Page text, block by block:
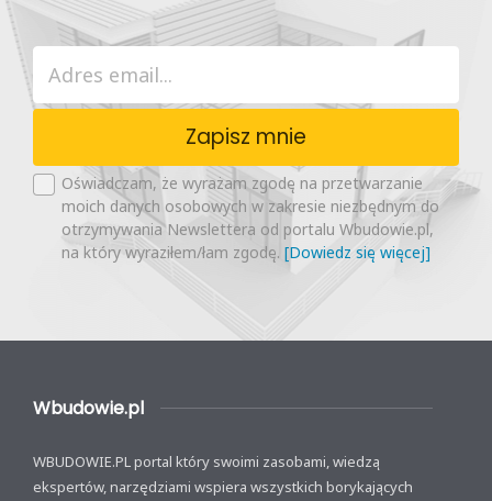
Zapisz mnie
Oświadczam, że wyrażam zgodę na przetwarzanie
moich danych osobowych w zakresie niezbędnym do
otrzymywania Newslettera od portalu Wbudowie.pl,
na który wyraziłem/łam zgodę. [Dowiedz się więcej]
Wbudowie.pl
WBUDOWIE.PL portal który swoimi zasobami, wiedzą
ekspertów, narzędziami wspiera wszystkich borykających